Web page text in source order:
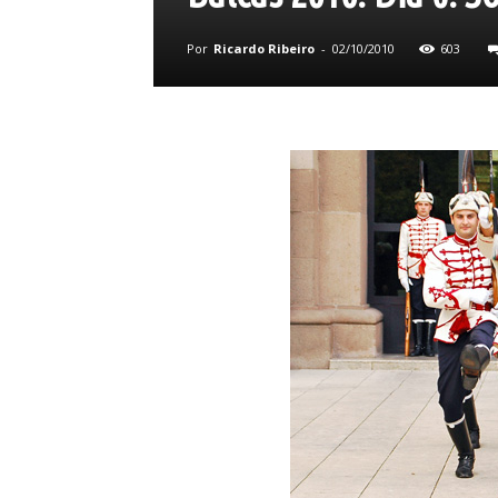
Por Ricardo Ribeiro - 02/10/2010 603